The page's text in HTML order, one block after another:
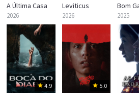
A Última Casa
2026
Leviticus
2026
Bom
2025
4.9 5.0